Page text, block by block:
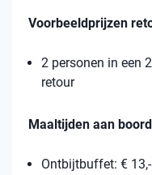
Voorbeeldprijzen
2 personen in een
retour
Maaltijden aan boord
Ontbijtbuffet: €